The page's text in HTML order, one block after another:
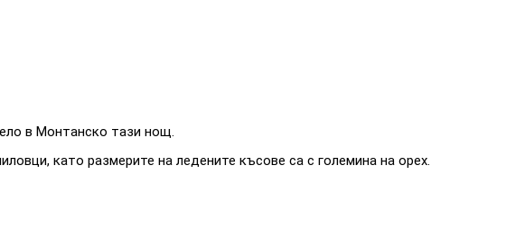
в Монтанско тази нощ.
като размерите на ледените късове са с големина на орех.